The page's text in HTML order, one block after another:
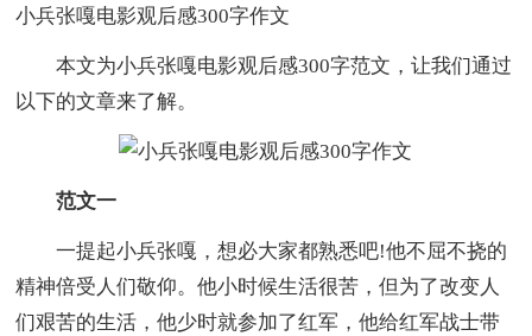
小兵张嘎电影观后感300字作文
本文为小兵张嘎电影观后感300字范文，让我们通过
以下的文章来了解。
范文一
一提起小兵张嘎，想必大家都熟悉吧!他不屈不挠的
精神倍受人们敬仰。他小时候生活很苦，但为了改变人
们艰苦的生活，他少时就参加了红军，他给红军战士带